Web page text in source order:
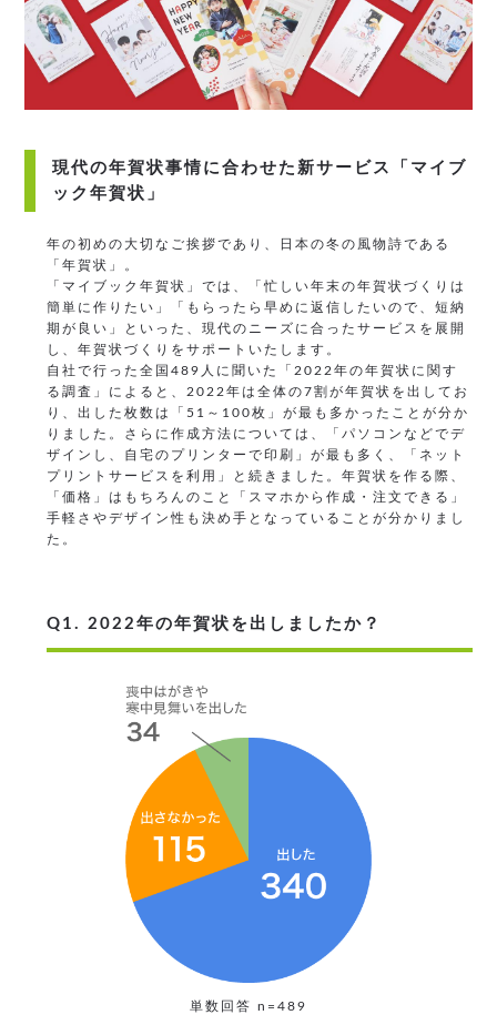
現代の年賀状事情に合わせた新サービス「マイブ
ック年賀状」
年の初めの大切なご挨拶であり、日本の冬の風物詩である
「年賀状」。
「マイブック年賀状」では、「忙しい年末の年賀状づくりは
簡単に作りたい」「もらったら早めに返信したいので、短納
期が良い」といった、現代のニーズに合ったサービスを展開
し、年賀状づくりをサポートいたします。
自社で行った全国489人に聞いた「2022年の年賀状に関す
る調査」によると、2022年は全体の7割が年賀状を出してお
り、出した枚数は「51～100枚」が最も多かったことが分か
りました。さらに作成方法については、「パソコンなどでデ
ザインし、自宅のプリンターで印刷」が最も多く、「ネット
プリントサービスを利用」と続きました。年賀状を作る際、
「価格」はもちろんのこと「スマホから作成・注文できる」
手軽さやデザイン性も決め手となっていることが分かりまし
た。
Q1. 2022年の年賀状を出しましたか？
単数回答 n=489